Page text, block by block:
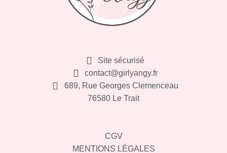
Site sécurisé
contact@girlyangy.fr
689, Rue Georges Clemenceau
76580 Le Trait
CGV
MENTIONS LÉGALES